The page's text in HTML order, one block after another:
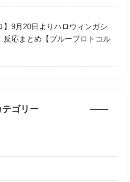
】9月20日よりハロウィンガシ
反応まとめ【ブループロトコル
テゴリー